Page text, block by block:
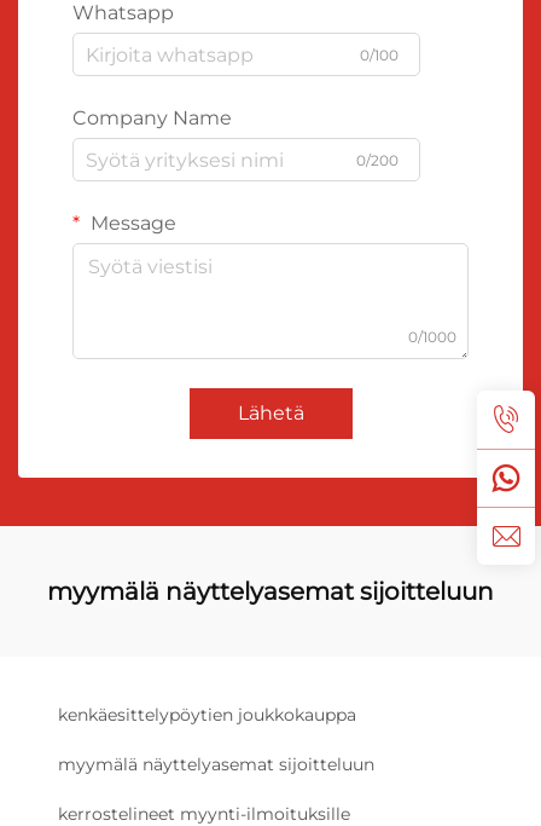
Whatsapp
0/100
Company Name
0/200
Message
0/1000
Lähetä
myymälä näyttelyasemat sijoitteluun
kenkäesittelypöytien joukkokauppa
myymälä näyttelyasemat sijoitteluun
kerrostelineet myynti-ilmoituksille